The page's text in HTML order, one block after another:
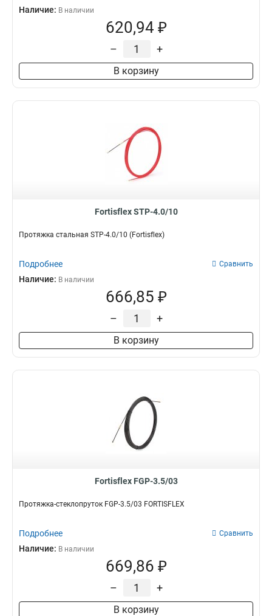
Наличие: В наличии
620,94 ₽
– +
В корзину
Fortisflex STP-4.0/10
Протяжка стальная STP-4.0/10 (Fortisflex)
Подробнее Сравнить
Наличие: В наличии
666,85 ₽
– +
В корзину
Fortisflex FGP-3.5/03
Протяжка-стеклопруток FGP-3.5/03 FORTISFLEX
Подробнее Сравнить
Наличие: В наличии
669,86 ₽
– +
В корзину